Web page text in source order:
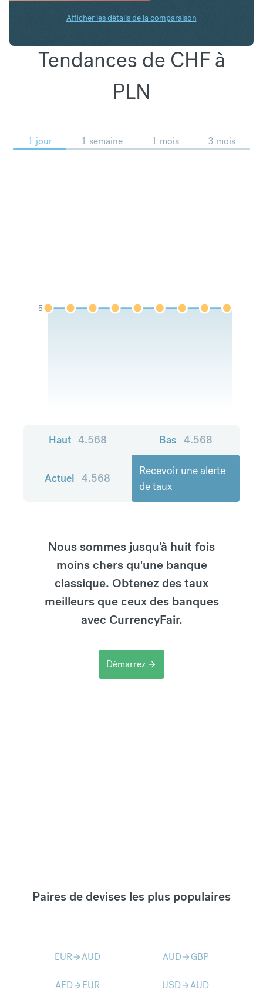
Afficher les détails de la comparaison
Tendances de CHF à
PLN
1 jour 1 semaine 1 mois 3 mois
5
Haut 4.568 Bas 4.568
Actuel 4.568
Recevoir une alerte
de taux
Nous sommes jusqu'à huit fois
moins chers qu'une banque
classique. Obtenez des taux
meilleurs que ceux des banques
avec CurrencyFair.
Démarrez arrow_forward
Paires de devises les plus populaires
EURarrow_forwardAUD AUDarrow_forward GBP
AEDarrow_forward EUR USDarrow_forwardAUD